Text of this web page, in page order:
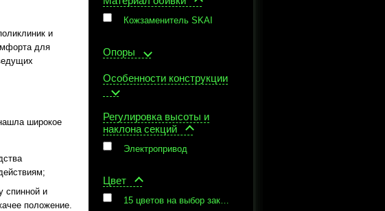
и
для
широкое
спинной и
положение.
Кожзаменитель SKAI
Опоры
Особенности конструкции
Регулировка высоты и
наклона секций
Электропривод
Цвет
15 цветов на выбор заказчика